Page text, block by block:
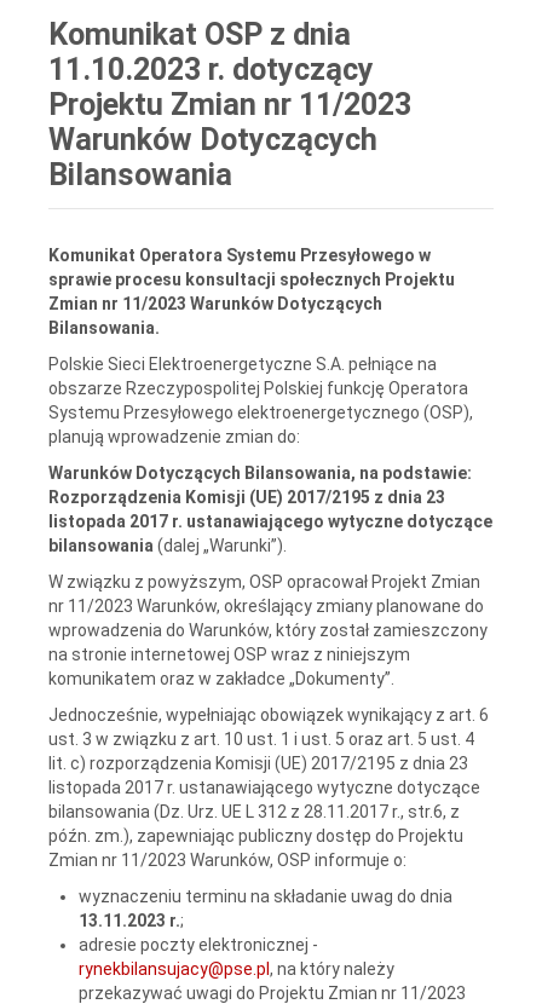
Komunikat OSP z dnia
11.10.2023 r. dotyczący
Projektu Zmian nr 11/2023
Warunków Dotyczących
Bilansowania
Komunikat Operatora Systemu Przesyłowego w
sprawie procesu konsultacji społecznych Projektu
Zmian nr 11/2023 Warunków Dotyczących
Bilansowania.
Polskie Sieci Elektroenergetyczne S.A. pełniące na
obszarze Rzeczypospolitej Polskiej funkcję Operatora
Systemu Przesyłowego elektroenergetycznego (OSP),
planują wprowadzenie zmian do:
Warunków Dotyczących Bilansowania, na podstawie:
Rozporządzenia Komisji (UE) 2017/2195 z dnia 23
listopada 2017 r. ustanawiającego wytyczne dotyczące
bilansowania (dalej „Warunki”).
W związku z powyższym, OSP opracował Projekt Zmian
nr 11/2023 Warunków, określający zmiany planowane do
wprowadzenia do Warunków, który został zamieszczony
na stronie internetowej OSP wraz z niniejszym
komunikatem oraz w zakładce „Dokumenty”.
Jednocześnie, wypełniając obowiązek wynikający z art. 6
ust. 3 w związku z art. 10 ust. 1 i ust. 5 oraz art. 5 ust. 4
lit. c) rozporządzenia Komisji (UE) 2017/2195 z dnia 23
listopada 2017 r. ustanawiającego wytyczne dotyczące
bilansowania (Dz. Urz. UE L 312 z 28.11.2017 r., str.6, z
późn. zm.), zapewniając publiczny dostęp do Projektu
Zmian nr 11/2023 Warunków, OSP informuje o:
wyznaczeniu terminu na składanie uwag do dnia
13.11.2023 r.;
adresie poczty elektronicznej -
rynekbilansujacy@pse.pl , na który należy
przekazywać uwagi do Projektu Zmian nr 11/2023